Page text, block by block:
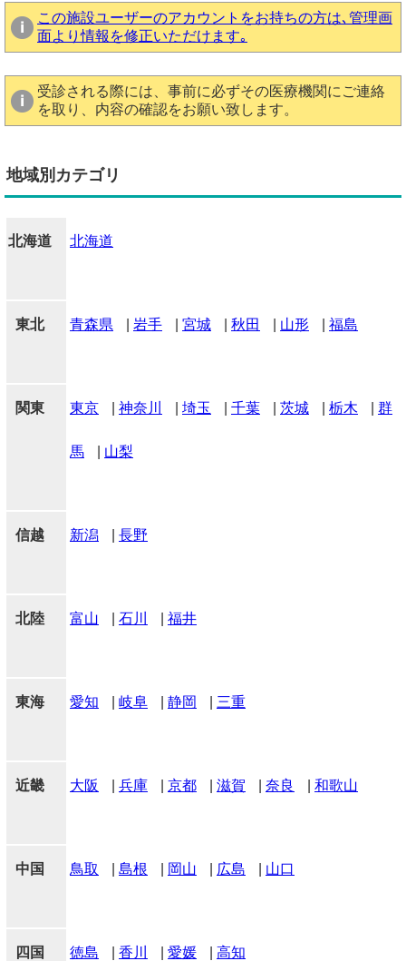
この施設ユーザーのアカウントをお持ちの方は､管理画
面より情報を修正いただけます｡
受診される際には、事前に必ずその医療機関にご連絡
を取り、内容の確認をお願い致します。
地域別カテゴリ
北海道 北海道
東北 青森県 岩手 宮城 秋田 山形 福島
関東 東京 神奈川 埼玉 千葉 茨城 栃木 群
馬 山梨
信越 新潟 長野
北陸 富山 石川 福井
東海 愛知 岐阜 静岡 三重
近畿 大阪 兵庫 京都 滋賀 奈良 和歌山
中国 鳥取 島根 岡山 広島 山口
四国 徳島 香川 愛媛 高知